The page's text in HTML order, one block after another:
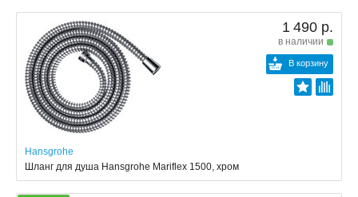
1 490 р.
в наличии
В корзину
Hansgrohe
Шланг для душа Hansgrohe Mariflex 1500, хром